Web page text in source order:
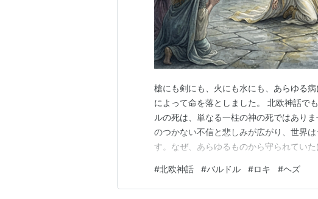
槍にも剣にも、火にも水にも、あらゆる
によって命を落としました。 北欧神話で
ルの死は、単なる一柱の神の死ではあり
のつかない不信と悲しみが広がり、世界
す。なぜ、あらゆるものから守られてい
を、その顛末とともに追っていきます。
在 事件の発端は、バルドル自身が見た不
#北欧神話 #バルドル #ロキ #ヘズ